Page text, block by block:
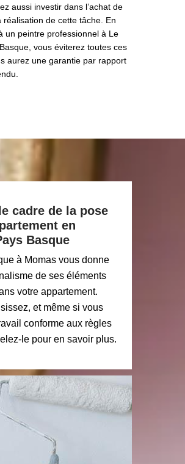
aussi investir dans l’achat de
réalisation de cette tâche. En
un peintre professionnel à Le
vous éviterez toutes ces
aurez une garantie par rapport
cadre de la pose
en
Basque
à Momas vous donne
de ses éléments
votre appartement.
et même si vous
conforme aux règles
le pour en savoir plus.